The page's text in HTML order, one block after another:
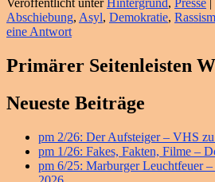
Veröffentlicht unter Hintergrund, Presse |
Abschiebung, Asyl, Demokratie,
eine Antwort
Primärer Seitenleisten
Neueste Beiträge
pm 2/26: Der Aufsteiger – VHS
pm 1/26: Fakes, Fakten, Filme –
pm 6/25: Marburger Leuchtfeuer